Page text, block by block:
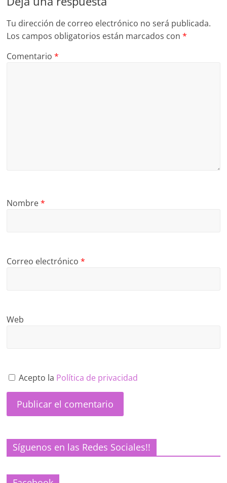
Tu dirección de correo electrónico no será publicada.
Los campos obligatorios están marcados con*
Comentario*
Nombre*
Correo electrónico*
Web
Acepto la Política de privacidad
Síguenos en las Redes Sociales!!